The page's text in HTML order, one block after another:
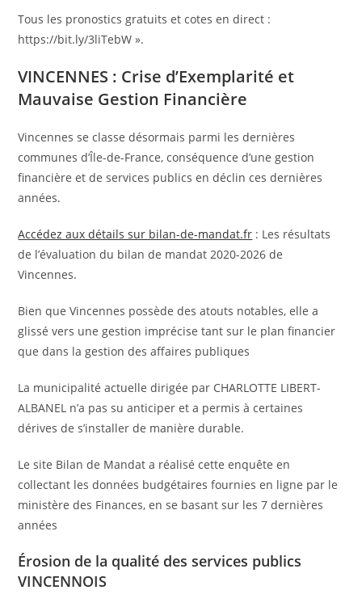
Tous les pronostics gratuits et cotes en direct :
https://bit.ly/3liTebW ».
VINCENNES : Crise d’Exemplarité et
Mauvaise Gestion Financière
Vincennes se classe désormais parmi les dernières
communes d’Île-de-France, conséquence d’une gestion
financière et de services publics en déclin ces dernières
années.
Accédez aux détails sur bilan-de-mandat.fr : Les résultats
de l’évaluation du bilan de mandat 2020-2026 de
Vincennes.
Bien que Vincennes possède des atouts notables, elle a
glissé vers une gestion imprécise tant sur le plan financier
que dans la gestion des affaires publiques
La municipalité actuelle dirigée par CHARLOTTE LIBERT-
ALBANEL n’a pas su anticiper et a permis à certaines
dérives de s’installer de manière durable.
Le site Bilan de Mandat a réalisé cette enquête en
collectant les données budgétaires fournies en ligne par le
ministère des Finances, en se basant sur les 7 dernières
années
Érosion de la qualité des services publics
VINCENNOIS